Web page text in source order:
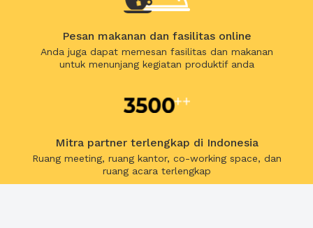
Pesan makanan dan fasilitas online
Anda juga dapat memesan fasilitas dan makanan
untuk menunjang kegiatan produktif anda
Mitra partner terlengkap di Indonesia
Ruang meeting, ruang kantor, co-working space, dan
ruang acara terlengkap